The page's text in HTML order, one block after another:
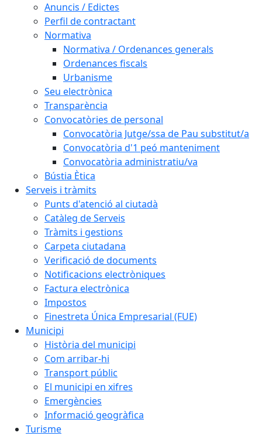
Anuncis / Edictes
Perfil de contractant
Normativa
Normativa / Ordenances generals
Ordenances fiscals
Urbanisme
Seu electrònica
Transparència
Convocatòries de personal
Convocatòria Jutge/ssa de Pau substitut/a
Convocatòria d'1 peó manteniment
Convocatòria administratiu/va
Bústia Ètica
Serveis i tràmits
Punts d'atenció al ciutadà
Catàleg de Serveis
Tràmits i gestions
Carpeta ciutadana
Verificació de documents
Notificacions electròniques
Factura electrònica
Impostos
Finestreta Única Empresarial (FUE)
Municipi
Història del municipi
Com arribar-hi
Transport públic
El municipi en xifres
Emergències
Informació geogràfica
Turisme